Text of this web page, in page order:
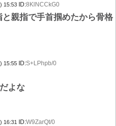
15:53 ID:8KlNCCkG0
親指で手首掴めたから骨格
15:55 ID:S+LPhpb/0
よな
16:31 ID:W9ZarQt/0